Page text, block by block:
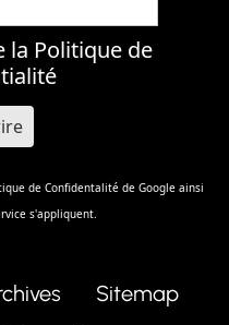
la Politique de
de Confidentalité de Google ainsi
s'appliquent.
Sitemap